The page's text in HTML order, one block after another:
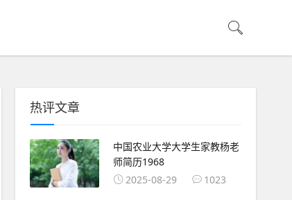
热评文章
中国农业大学大学生家教杨老
师简历1968
2025-08-29
1023